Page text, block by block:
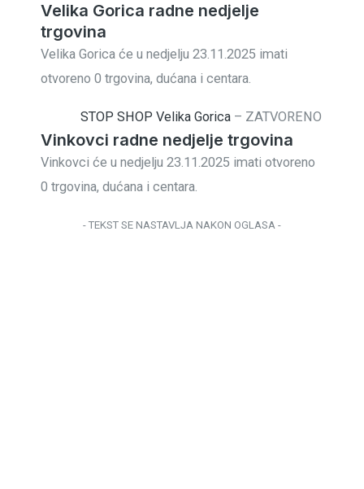
Velika Gorica radne nedjelje
trgovina
Velika Gorica će u nedjelju 23.11.2025 imati
otvoreno 0 trgovina, dućana i centara.
STOP SHOP Velika Gorica – ZATVORENO
Vinkovci radne nedjelje trgovina
Vinkovci će u nedjelju 23.11.2025 imati otvoreno
0 trgovina, dućana i centara.
- TEKST SE NASTAVLJA NAKON OGLASA -